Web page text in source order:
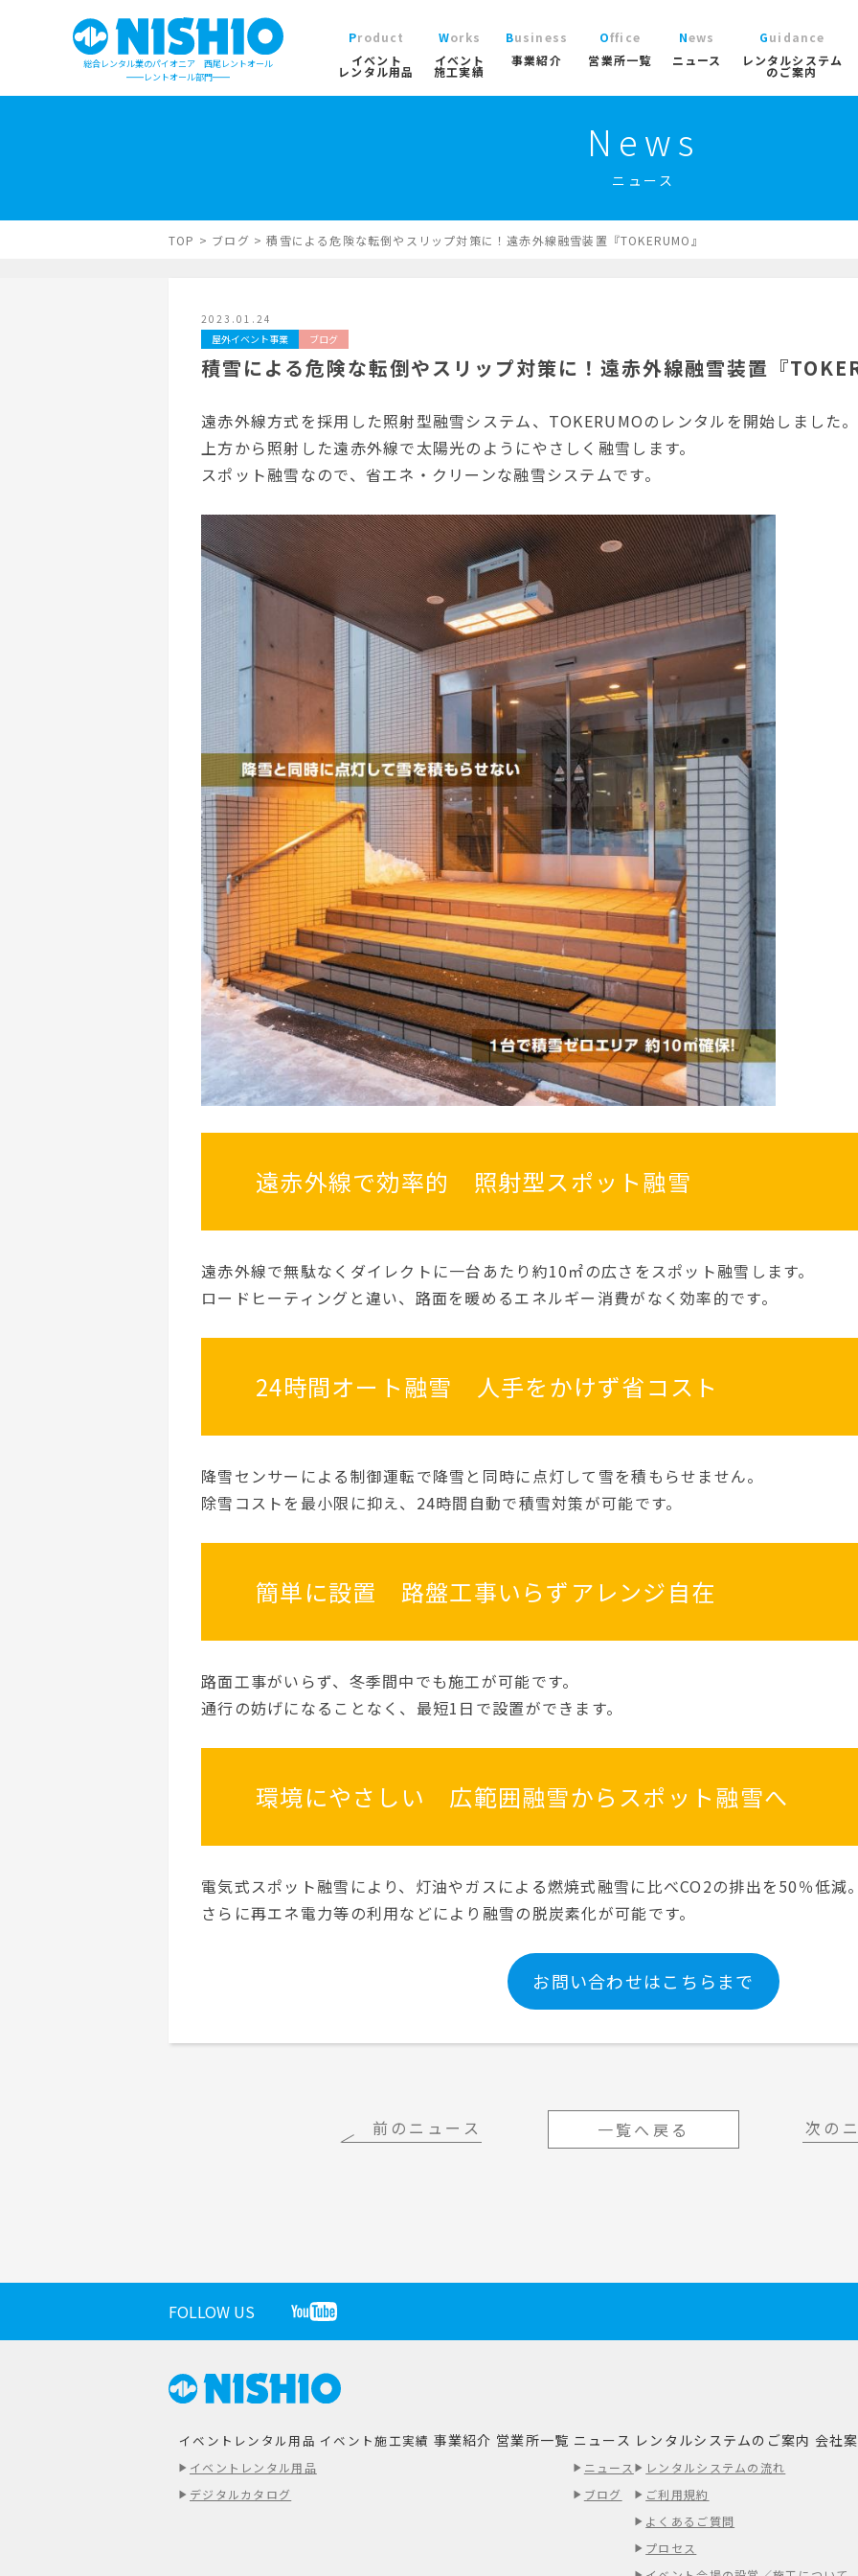
総合レンタル業のパイオニア 西尾レントオール
レントオール部門
イベント
レンタル用品
Product
イベント会場の設営／施工について
デジタルカタログ
イベント用テント
スポーツ施設資材
会場設営用品
屋内イベント 展示会
撮影機材・中継機材
テーブル・チェアその他備
品
冷・暖房機器 発電機
遊具・模擬店用品・スポー
ツ
式典用品
フランチャイズおすすめ商品
RA東京スタジオ
Others
イベント
施工実績
Works
事業紹介
Business
屋外イベント事業 屋内イベント事業 トレーラーハウス事業 工事用テン
地域密着イベント キッズ・アミューズメント事業 フランチャイズ事業
営業所一覧
Office
ニュース
News
レンタルシステム
のご案内
Guidance
検索カテゴリ 実績 商品 ニュース/ブログ
News
ニュース
TOP > ブログ >積雪による危険な転倒やスリップ対策に！遠赤外線融雪装置『TOKERUMO』
2023.01.24
屋外イベント事業
ブログ
積雪による危険な転倒やスリップ対策に！遠赤外線融雪装置『
遠赤外線方式を採用した照射型融雪システム、TOKERUMOのレンタルを開始しました。
上方から照射した遠赤外線で太陽光のようにやさしく融雪します。
スポット融雪なので、省エネ・クリーンな融雪システムです。
遠赤外線で効率的 照射型スポット融雪
遠赤外線で無駄なくダイレクトに一台あたり約10㎡の広さをスポット融雪します。
ロードヒーティングと違い、路面を暖めるエネルギー消費がなく効率的です。
24時間オート融雪 人手をかけず省コスト
降雪センサーによる制御運転で降雪と同時に点灯して雪を積もらせません。
除雪コストを最小限に抑え、24時間自動で積雪対策が可能です。
簡単に設置 路盤工事いらずアレンジ自在
路面工事がいらず、冬季間中でも施工が可能です。
通行の妨げになることなく、最短1日で設置ができます。
環境にやさしい 広範囲融雪からスポット融雪へ
電気式スポット融雪により、灯油やガスによる燃焼式融雪に比べCO2の排出を50％低減。
さらに再エネ電力等の利用などにより融雪の脱炭素化が可能です。
お問い合わせはこちらまで
前のニュース 一覧へ戻る 次の
FOLLOW US
イベントレンタル用品
イベントレンタル用品
デジタルカタログ
イベント施工実績 事業紹介 営業所一覧 ニュース
ニュース
ブログ
レンタルシステムのご案内
レンタルシステムの流れ
ご利用規約
よくあるご質問
プロセス
会社